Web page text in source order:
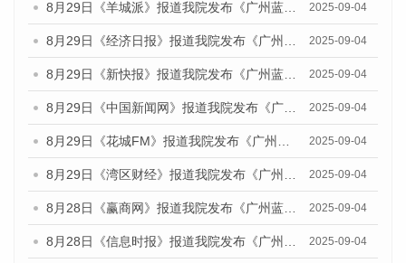
2025-09-04
2025-09-04
2025-09-04
2025-09-04
2025-09-04
2025-09-04
2025-09-04
2025-09-04